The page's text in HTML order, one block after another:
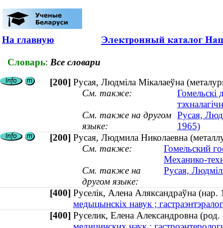
На главную
Словарь: Все словари
[200] Русая, Людміла Мікалаеўна
См. также:
Гомельскі
См. также на другом
языке:
Русая,
1965)
[200] Русая, Людмила Николаевна
См. также:
Гомельский
Механико-
См. также на
другом языке:
Русая,
[400] Руселік, Алена Аляксандраўна
медыцынскіх навук ;
[400] Руселик, Елена Александровна